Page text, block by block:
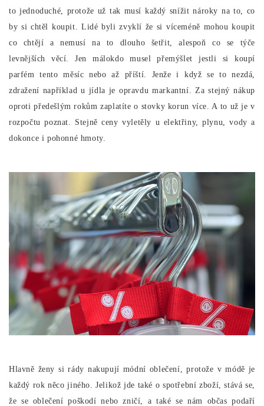
to jednoduché, protože už tak musí každý snížit nároky na to, co
by si chtěl koupit. Lidé byli zvyklí že si víceméně mohou koupit
co chtějí a nemusí na to dlouho šetřit, alespoň co se týče
levnějších věcí. Jen málokdo musel přemýšlet jestli si koupí
parfém tento měsíc nebo až příští. Jenže i když se to nezdá,
zdražení například u jídla je opravdu markantní. Za stejný nákup
oproti předešlým rokům zaplatíte o stovky korun více. A to už je v
rozpočtu poznat. Stejně ceny vyletěly u elektřiny, plynu, vody a
dokonce i pohonné hmoty.
Hlavně ženy si rády nakupují módní oblečení, protože v módě je
každý rok něco jiného. Jelikož jde také o spotřební zboží, stává se,
že se oblečení poškodí nebo zničí, a také se nám občas podaří